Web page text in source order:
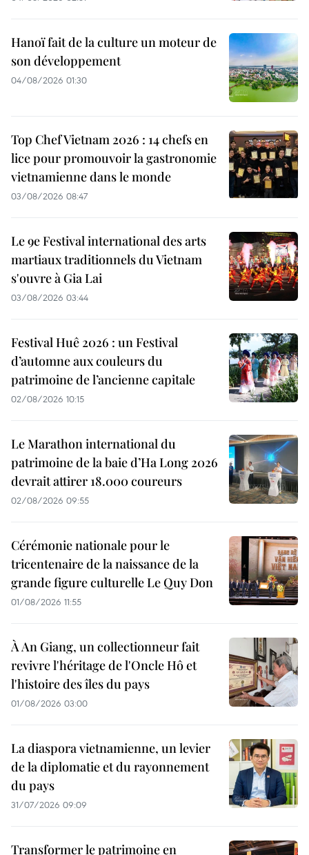
Hanoï fait de la culture un moteur de
son développement
04/08/2026 01:30
Top Chef Vietnam 2026 : 14 chefs en
lice pour promouvoir la gastronomie
vietnamienne dans le monde
03/08/2026 08:47
Le 9e Festival international des arts
martiaux traditionnels du Vietnam
s'ouvre à Gia Lai
03/08/2026 03:44
Festival Huê 2026 : un Festival
d’automne aux couleurs du
patrimoine de l’ancienne capitale
02/08/2026 10:15
Le Marathon international du
patrimoine de la baie d’Ha Long 2026
devrait attirer 18.000 coureurs
02/08/2026 09:55
Cérémonie nationale pour le
tricentenaire de la naissance de la
grande figure culturelle Le Quy Don
01/08/2026 11:55
À An Giang, un collectionneur fait
revivre l'héritage de l'Oncle Hô et
l'histoire des îles du pays
01/08/2026 03:00
La diaspora vietnamienne, un levier
de la diplomatie et du rayonnement
du pays
31/07/2026 09:09
Transformer le patrimoine en